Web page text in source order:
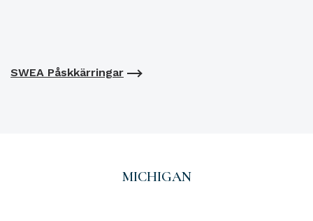
SWEA Påskkärringar
MICHIGAN